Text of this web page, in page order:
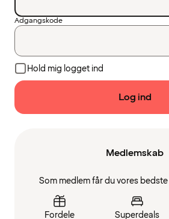
Adgangskode
Hold mig logget ind
Log ind
Medlemskab
Som medlem får du vores
Fordele Superdeals